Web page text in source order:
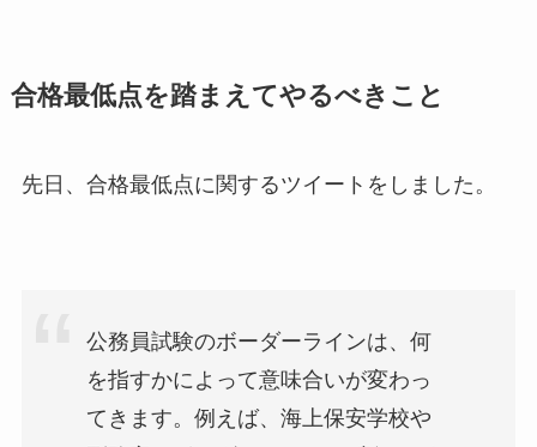
合格最低点を踏まえてやるべきこと
先日、合格最低点に関するツイートをしました。
公務員試験のボーダーラインは、何
を指すかによって意味合いが変わっ
てきます。例えば、海上保安学校や